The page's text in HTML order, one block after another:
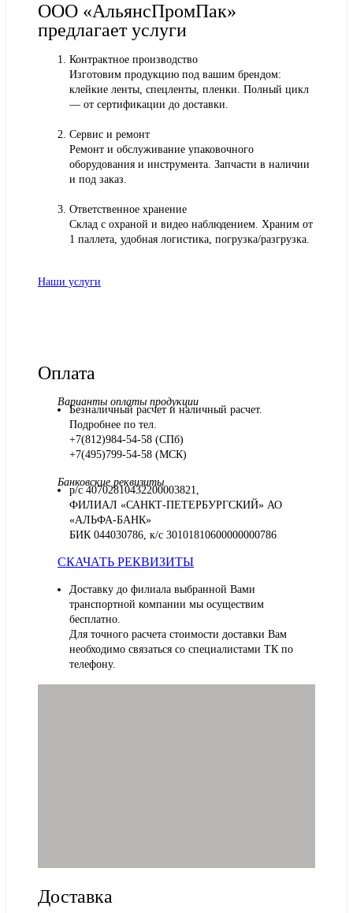
ООО «АльянсПромПак»
предлагает услуги
Контрактное производство
Изготовим продукцию под вашим брендом:
клейкие ленты, спецленты, пленки. Полный цикл
— от сертификации до доставки.
Сервис и ремонт
Ремонт и обслуживание упаковочного
оборудования и инструмента. Запчасти в наличии
и под заказ.
Ответственное хранение
Склад с охраной и видео наблюдением. Храним от
1 паллета, удобная логистика, погрузка/разгрузка.
Наши услуги
Оплата
Варианты оплаты продукции
Безналичный расчет и наличный расчет.
Подробнее по тел.
+7(812)984-54-58 (СПб)
+7(495)799-54-58 (МСК)
Банковские реквизиты
р/с 40702810432200003821,
ФИЛИАЛ «САНКТ-ПЕТЕРБУРГСКИЙ» АО
«АЛЬФА-БАНК»
БИК 044030786, к/с 30101810600000000786
СКАЧАТЬ РЕКВИЗИТЫ
Доставку до филиала выбранной Вами
транспортной компании мы осуществим
бесплатно.
Для точного расчета стоимости доставки Вам
необходимо связаться со специалистами ТК по
телефону.
Доставка